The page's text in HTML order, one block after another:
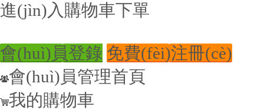
進(jìn)入購物車下單
會(huì)員登錄 免費(fèi)注冊(cè)
會(huì)員管理首頁
我的購物車